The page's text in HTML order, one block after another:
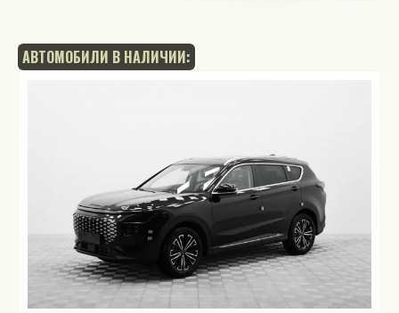
АВТОМОБИЛИ В НАЛИЧИИ: